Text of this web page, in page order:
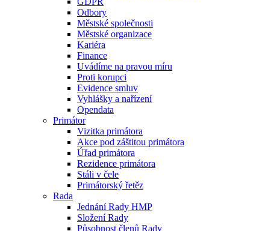
Odbory
Městské společnosti
Městské organizace
Kariéra
Finance
Uvádíme na pravou míru
Proti korupci
Evidence smluv
Vyhlášky a nařízení
Opendata
Primátor
Vizitka primátora
Akce pod záštitou primátora
Úřad primátora
Rezidence primátora
Stáli v čele
Primátorský řetěz
Rada
Jednání Rady HMP
Složení Rady
Působnost členů Rady